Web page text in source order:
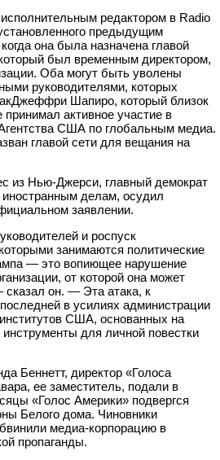
редактором в Radio
предыдущим
она была назначена главой
был временным директором,
Оба могут быть уволены
руководителями, которых
Шапиро, который близок
принимал активное участие в
США по глобальным медиа.
главой сети для вещания на
из Нью-Джерси, главный демократ
иностранным делам, осудил
заявлении.
и роспуск
занимаются политические
— это вопиющее нарушение
от которой она может
сказал он. — Эта атака, к
в усилиях администрации
США, основанных на
для личной повестки
Беннетт, директор «Голоса
ее заместитель, подали в
«Голос Америки» подвергся
Белого дома. Чиновники
медиа-корпорацию в
пропаганды.